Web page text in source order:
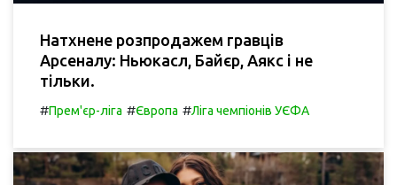
Натхнене розпродажем гравців
Арсеналу: Ньюкасл, Байєр, Аякс і не
тільки.
#Прем'єр-ліга #Європа #Ліга чемпіонів УЄФА